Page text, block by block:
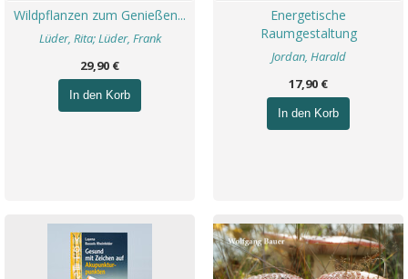
Wildpflanzen zum Genießen...
Lüder, Rita; Lüder, Frank
29,90 €
In den Korb
Energetische
Raumgestaltung
Jordan, Harald
17,90 €
In den Korb